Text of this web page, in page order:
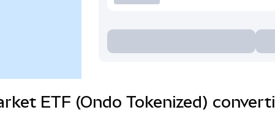
ETF (Ondo Tokenized)